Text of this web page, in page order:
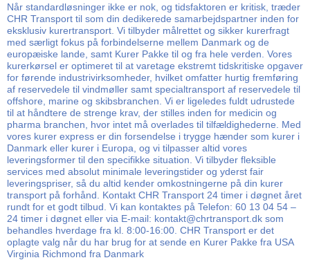
Når standardløsninger ikke er nok, og tidsfaktoren er kritisk, træder
CHR Transport til som din dedikerede samarbejdspartner inden for
eksklusiv kurertransport. Vi tilbyder målrettet og sikker kurerfragt
med særligt fokus på forbindelserne mellem Danmark og de
europæiske lande, samt Kurer Pakke til og fra hele verden. Vores
kurerkørsel er optimeret til at varetage ekstremt tidskritiske opgaver
for førende industrivirksomheder, hvilket omfatter hurtig fremføring
af reservedele til vindmøller samt specialtransport af reservedele til
offshore, marine og skibsbranchen. Vi er ligeledes fuldt udrustede
til at håndtere de strenge krav, der stilles inden for medicin og
pharma branchen, hvor intet må overlades til tilfældighederne. Med
vores kurer express er din forsendelse i trygge hænder som kurer i
Danmark eller kurer i Europa, og vi tilpasser altid vores
leveringsformer til den specifikke situation. Vi tilbyder fleksible
services med absolut minimale leveringstider og yderst fair
leveringspriser, så du altid kender omkostningerne på din kurer
transport på forhånd. Kontakt CHR Transport 24 timer i døgnet året
rundt for et godt tilbud. Vi kan kontaktes på Telefon: 60 13 04 54 –
24 timer i døgnet eller via E-mail: kontakt@chrtransport.dk som
behandles hverdage fra kl. 8:00-16:00. CHR Transport er det
oplagte valg når du har brug for at sende en Kurer Pakke fra USA
Virginia Richmond fra Danmark